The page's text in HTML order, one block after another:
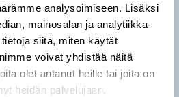
analysoimiseen. Lisäksi
mainosalan ja analytiikka-
siitä, miten käytät
voivat yhdistää näitä
olet antanut heille tai joita on
heidän palvelujaan.
Suljetulla siivellä ei
Lennossa siivellä
joka on